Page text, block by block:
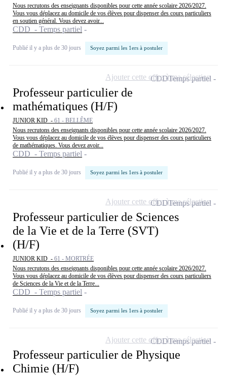
Nous recrutons des enseignants disponibles pour cette année scolaire 2026/2027.
Vous vous déplacez au domicile de vos élèves pour dispenser des cours particuliers
en soutien général. Vous devez avoir...
CDD - Temps partiel
Publié il y a plus de 30 jours Soyez parmi les 1ers à postuler
Professeur particulier de
mathématiques (H/F)
JUNIOR KID - 61 - BELLÊME
Nous recrutons des enseignants disponibles pour cette année scolaire 2026/2027.
Vous vous déplacez au domicile de vos élèves pour dispenser des cours particuliers
de mathématiques. Vous devez avoir...
CDD - Temps partiel
Publié il y a plus de 30 jours Soyez parmi les 1ers à postuler
CDDTemps partiel
Ajouter cette offre à ma sélection
Professeur particulier de Sciences
de la Vie et de la Terre (SVT)
(H/F)
JUNIOR KID - 61 - MORTRÉE
Nous recrutons des enseignants disponibles pour cette année scolaire 2026/2027.
Vous vous déplacez au domicile de vos élèves pour dispenser des cours particuliers
de Sciences de la Vie et de la Terre...
CDD - Temps partiel
Publié il y a plus de 30 jours Soyez parmi les 1ers à postuler
CDDTemps partiel
Ajouter cette offre à ma sélection
Professeur particulier de Physique
Chimie (H/F)
CDDTemps partiel
Ajouter cette offre à ma sélection